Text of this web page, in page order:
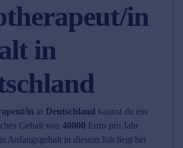
in
in
in in Deutschland kannst du ein
Gehalt von 40000 Euro pro Jahr
Anfangsgehalt in diesem Job liegt bei